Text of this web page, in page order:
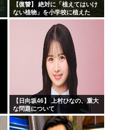
【復讐】 絶対に「植えてはいけ
ない植物」を小学校に植えた
→20年経って見に行くと…
「！？」衝撃の光景が・・・
【日向坂46】 上村ひなの、重大
な問題について